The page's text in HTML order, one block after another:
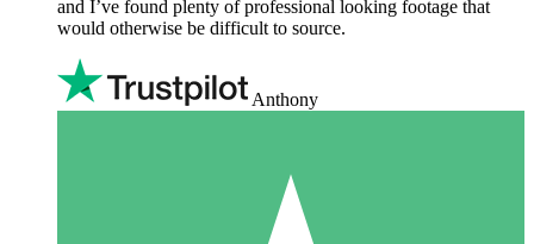
and I’ve found plenty of professional looking footage that
would otherwise be difficult to source.
Anthony